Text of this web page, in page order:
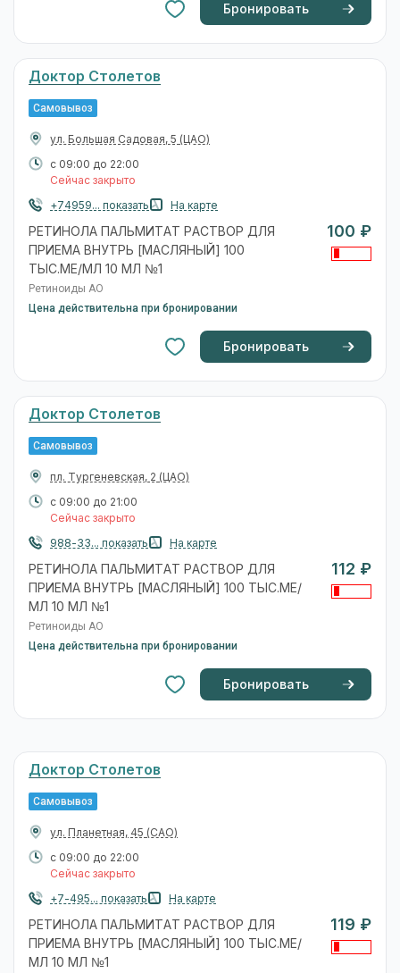
Бронировать
Доктор Столетов
Самовывоз
ул. Большая Садовая, 5 (ЦАО)
с 09:00 до 22:00
Сейчас закрыто
+74959... показать
На карте
РЕТИНОЛА ПАЛЬМИТАТ РАСТВОР ДЛЯ
ПРИЕМА ВНУТРЬ [МАСЛЯНЫЙ] 100
ТЫС.МЕ/МЛ 10 МЛ №1
Ретиноиды АО
Цена действительна при бронировании
100 ₽
Бронировать
Доктор Столетов
Самовывоз
пл. Тургеневская, 2 (ЦАО)
с 09:00 до 21:00
Сейчас закрыто
988-33... показать
На карте
РЕТИНОЛА ПАЛЬМИТАТ РАСТВОР ДЛЯ
ПРИЕМА ВНУТРЬ [МАСЛЯНЫЙ] 100 ТЫС.МЕ/
МЛ 10 МЛ №1
Ретиноиды АО
Цена действительна при бронировании
112 ₽
Бронировать
Доктор Столетов
Самовывоз
ул. Планетная, 45 (САО)
с 09:00 до 22:00
Сейчас закрыто
+7-495... показать
На карте
РЕТИНОЛА ПАЛЬМИТАТ РАСТВОР ДЛЯ
ПРИЕМА ВНУТРЬ [МАСЛЯНЫЙ] 100 ТЫС.МЕ/
МЛ 10 МЛ №1
119 ₽